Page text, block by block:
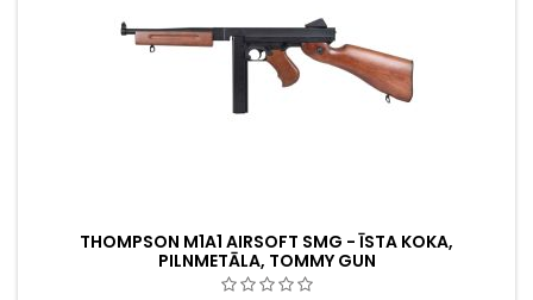
THOMPSON M1A1 AIRSOFT SMG - ĪSTA KOKA,
PILNMETĀLA, TOMMY GUN